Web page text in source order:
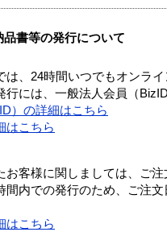
品書等の発行について
、24時間いつでもオンラ
には、一般法人会員（
）の詳細はこちら
はこちら
お客様に関しましては、ご注
間内での発行のため、ご注
はこちら